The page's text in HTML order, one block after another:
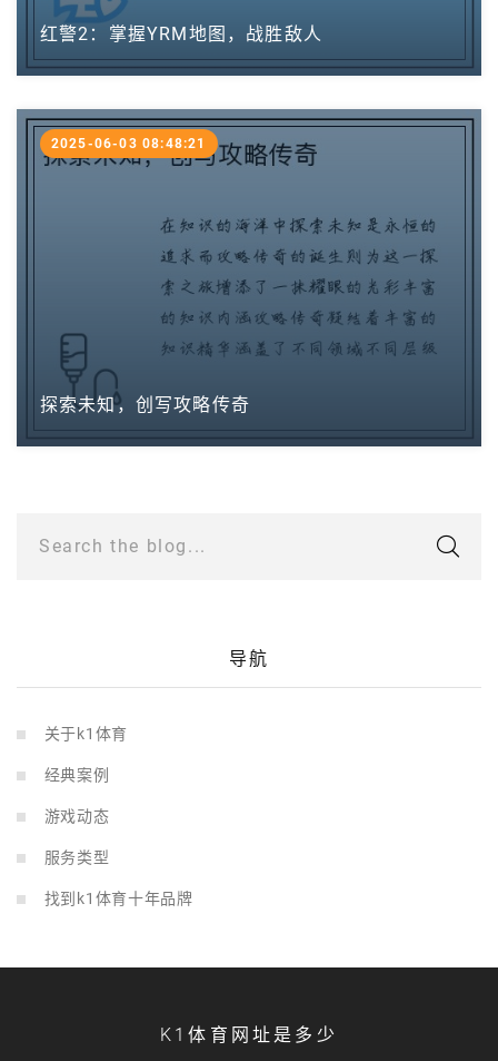
红警2：掌握YRM地图，战胜敌人
探索未知，创写攻略传奇
2025-06-03 08:48:21
Search the blog...
导航
关于k1体育
经典案例
游戏动态
服务类型
找到k1体育十年品牌
K1体育网址是多少